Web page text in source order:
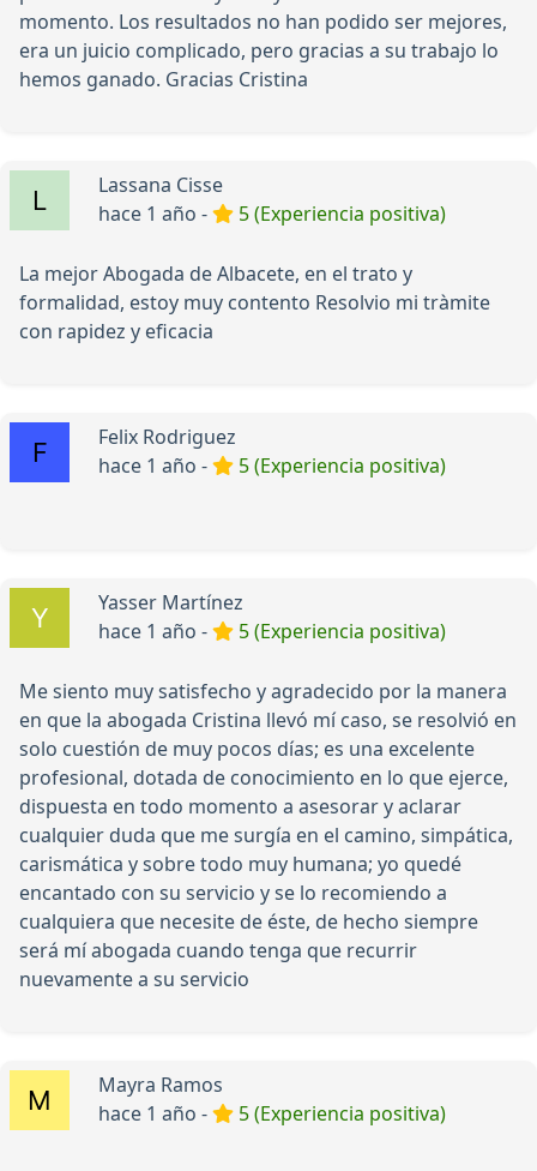
momento. Los resultados no han podido ser mejores,
era un juicio complicado, pero gracias a su trabajo lo
hemos ganado. Gracias Cristina
Lassana Cisse
hace 1 año -
5 (Experiencia positiva)
La mejor Abogada de Albacete, en el trato y
formalidad, estoy muy contento Resolvio mi tràmite
con rapidez y eficacia
Felix Rodriguez
hace 1 año -
5 (Experiencia positiva)
Yasser Martínez
hace 1 año -
5 (Experiencia positiva)
Me siento muy satisfecho y agradecido por la manera
en que la abogada Cristina llevó mí caso, se resolvió en
solo cuestión de muy pocos días; es una excelente
profesional, dotada de conocimiento en lo que ejerce,
dispuesta en todo momento a asesorar y aclarar
cualquier duda que me surgía en el camino, simpática,
carismática y sobre todo muy humana; yo quedé
encantado con su servicio y se lo recomiendo a
cualquiera que necesite de éste, de hecho siempre
será mí abogada cuando tenga que recurrir
nuevamente a su servicio
Mayra Ramos
hace 1 año -
5 (Experiencia positiva)